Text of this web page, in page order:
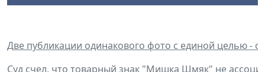
Две публикации одинакового фото с единой целью -
Суд счел, что товарный знак "Мишка Шмяк" не